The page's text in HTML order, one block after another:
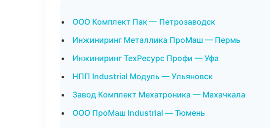
ООО Комплект Пак — Петрозаводск
Инжиниринг Металлика ПроМаш — Пермь
Инжиниринг ТехРесурс Профи — Уфа
НПП Industrial Модуль — Ульяновск
Завод Комплект Мехатроника — Махачкала
ООО ПроМаш Industrial — Тюмень